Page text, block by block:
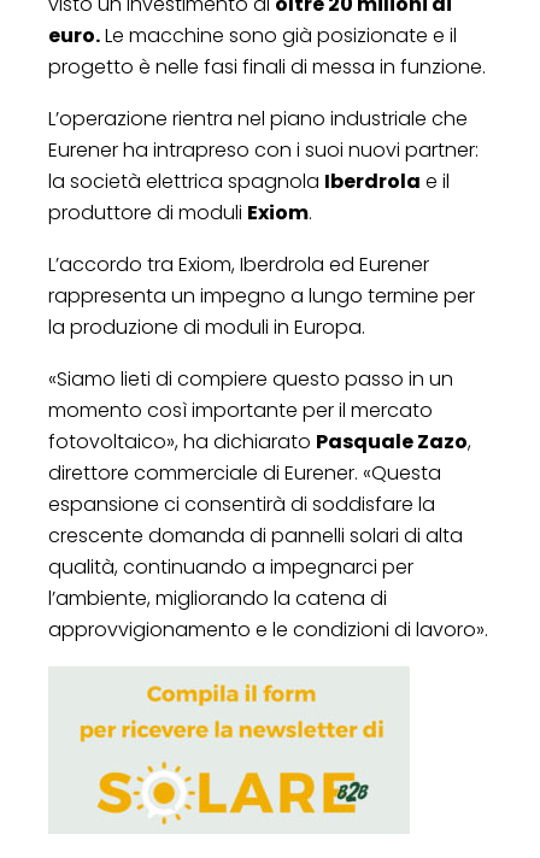
euro.Le macchine sono già posizionate e il
progetto è nelle fasi finali di messa in funzione.
L’operazione rientra nel piano industriale che
Eurener ha intrapreso con i suoi nuovi partner:
la società elettrica spagnola Iberdrola e il
produttore di moduli Exiom.
L’accordo tra Exiom, Iberdrola ed Eurener
rappresenta un impegno a lungo termine per
la produzione di moduli in Europa.
«Siamo lieti di compiere questo passo in un
momento così importante per il mercato
fotovoltaico», ha dichiarato Pasquale Zazo,
direttore commerciale di Eurener. «Questa
espansione ci consentirà di soddisfare la
crescente domanda di pannelli solari di alta
qualità, continuando a impegnarci per
l’ambiente, migliorando la catena di
approvvigionamento e le condizioni di lavoro».